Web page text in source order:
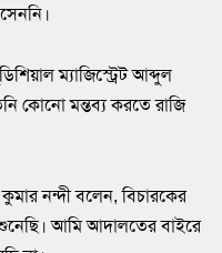
ম্যাজিস্ট্রেট আব্দুল
কোনো মন্তব্য করতে রাজি
নন্দী বলেন, বিচারকের
শুনেছি। আমি আদালতের বাইরে